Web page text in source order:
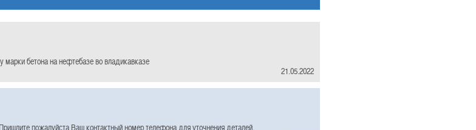
бетона на нефтебазе во владикавказе
21.05.2022
пожалуйста Ваш контактный номер телефона для уточнения деталей.